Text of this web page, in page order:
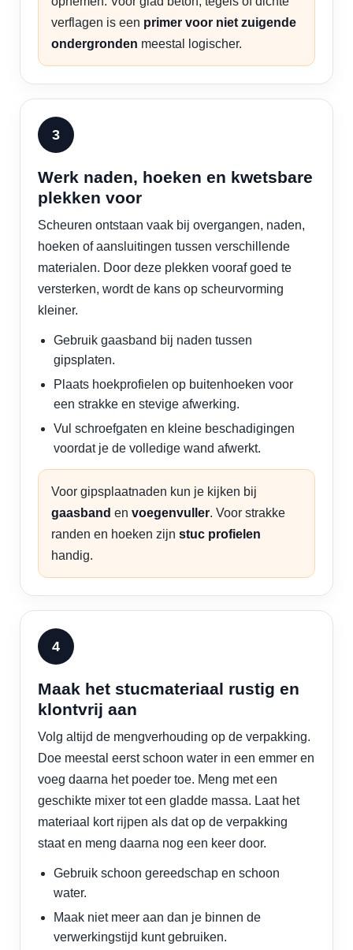
verflagen is een primer voor niet zuigende
ondergronden meestal logischer.
Werk naden, hoeken en kwetsbare
plekken voor
Scheuren ontstaan vaak bij overgangen, naden,
hoeken of aansluitingen tussen verschillende
materialen. Door deze plekken vooraf goed te
versterken, wordt de kans op scheurvorming
kleiner.
Gebruik gaasband bij naden tussen
gipsplaten.
Plaats hoekprofielen op buitenhoeken voor
een strakke en stevige afwerking.
Vul schroefgaten en kleine beschadigingen
voordat je de volledige wand afwerkt.
Voor gipsplaatnaden kun je kijken bij
gaasband en voegenvuller. Voor strakke
randen en hoeken zijn stuc profielen
handig.
Maak het stucmateriaal rustig en
klontvrij aan
Volg altijd de mengverhouding op de verpakking.
Doe meestal eerst schoon water in een emmer en
voeg daarna het poeder toe. Meng met een
geschikte mixer tot een gladde massa. Laat het
materiaal kort rijpen als dat op de verpakking
staat en meng daarna nog een keer door.
Gebruik schoon gereedschap en schoon
water.
Maak niet meer aan dan je binnen de
verwerkingstijd kunt gebruiken.